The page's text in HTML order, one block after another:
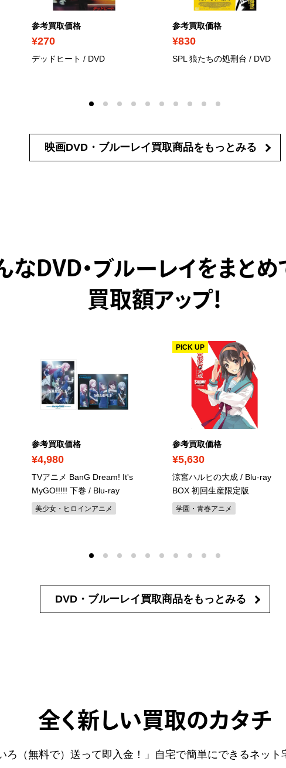
参考買取価格
¥270
デッドヒート / DVD
参考買取価格
¥830
SPL 狼たちの処刑台 / DVD
映画DVD・ブルーレイ買取商品を もっとみる
なDVD・ブルーレイをまとめ
買取額アップ！
参考買取価格
¥4,980
TVアニメ BanG Dream! It's
MyGO!!!!! 下巻 / Blu-ray
美少女・ヒロインアニメ
参考買取価格
¥5,630
PICK UP
涼宮ハルヒの大成 / Blu-ray
BOX 初回生産限定版
学園・青春アニメ
DVD・ブルーレイ買取商品を もっとみる
全く新しい買取のカタチ
ろ（無料で）送って即入金！」自宅で簡単にできるネッ